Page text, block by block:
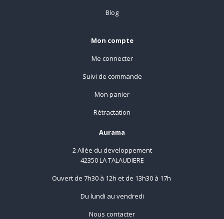
Blog
Mon compte
Me connecter
Suivi de commande
Mon panier
Rétractation
Aurama
2 Allée du developpement
42350 LA TALAUDIERE
Ouvert de 7h30 à 12h et de 13h30 à 17h
Du lundi au vendredi
Nous contacter